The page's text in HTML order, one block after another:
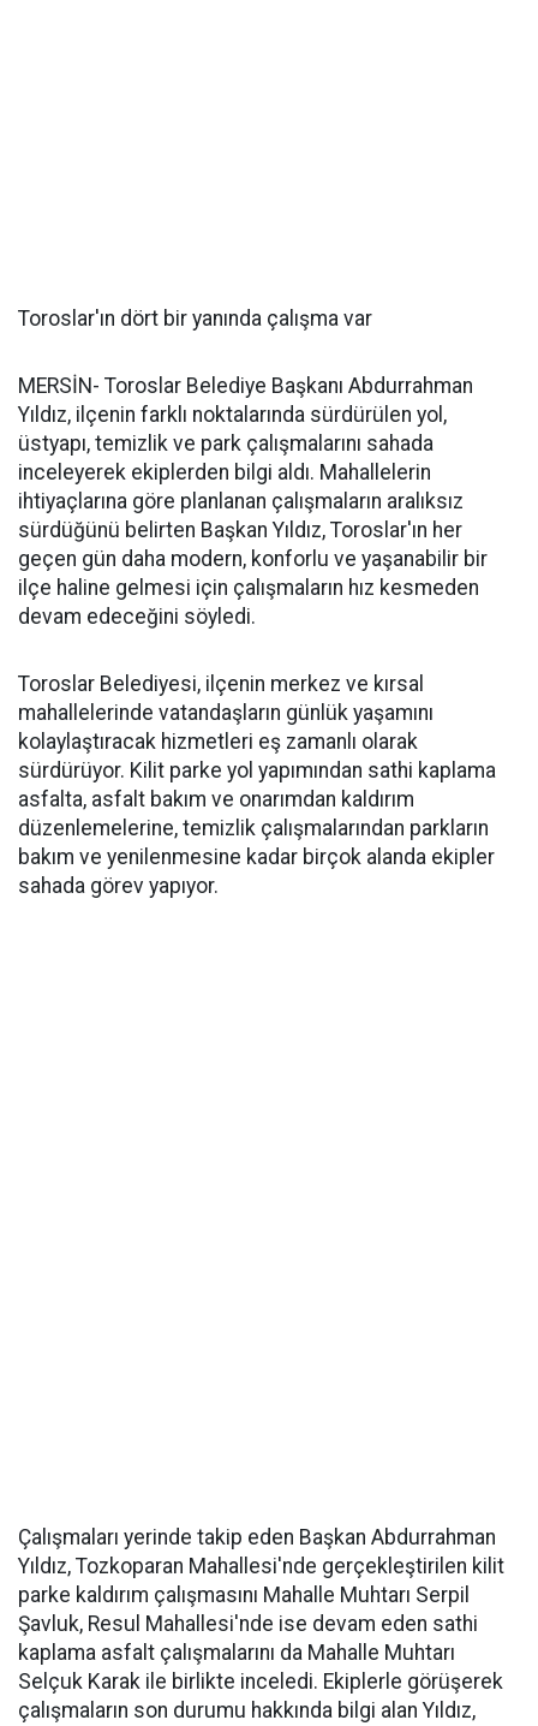
Toroslar'ın dört bir yanında çalışma var
MERSİN- Toroslar Belediye Başkanı Abdurrahman
Yıldız, ilçenin farklı noktalarında sürdürülen yol,
üstyapı, temizlik ve park çalışmalarını sahada
inceleyerek ekiplerden bilgi aldı. Mahallelerin
ihtiyaçlarına göre planlanan çalışmaların aralıksız
sürdüğünü belirten Başkan Yıldız, Toroslar'ın her
geçen gün daha modern, konforlu ve yaşanabilir bir
ilçe haline gelmesi için çalışmaların hız kesmeden
devam edeceğini söyledi.
Toroslar Belediyesi, ilçenin merkez ve kırsal
mahallelerinde vatandaşların günlük yaşamını
kolaylaştıracak hizmetleri eş zamanlı olarak
sürdürüyor. Kilit parke yol yapımından sathi kaplama
asfalta, asfalt bakım ve onarımdan kaldırım
düzenlemelerine, temizlik çalışmalarından parkların
bakım ve yenilenmesine kadar birçok alanda ekipler
sahada görev yapıyor.
Çalışmaları yerinde takip eden Başkan Abdurrahman
Yıldız, Tozkoparan Mahallesi'nde gerçekleştirilen kilit
parke kaldırım çalışmasını Mahalle Muhtarı Serpil
Şavluk, Resul Mahallesi'nde ise devam eden sathi
kaplama asfalt çalışmalarını da Mahalle Muhtarı
Selçuk Karak ile birlikte inceledi. Ekiplerle görüşerek
çalışmaların son durumu hakkında bilgi alan Yıldız,